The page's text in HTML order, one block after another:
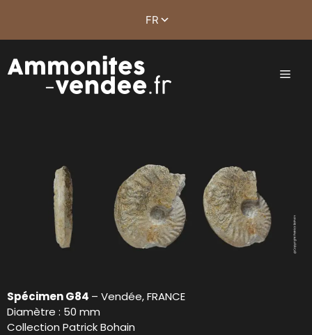
Spécimen G84 – Vendée, FRANCE
Diamètre : 50 mm
Collection Patrick Bohain